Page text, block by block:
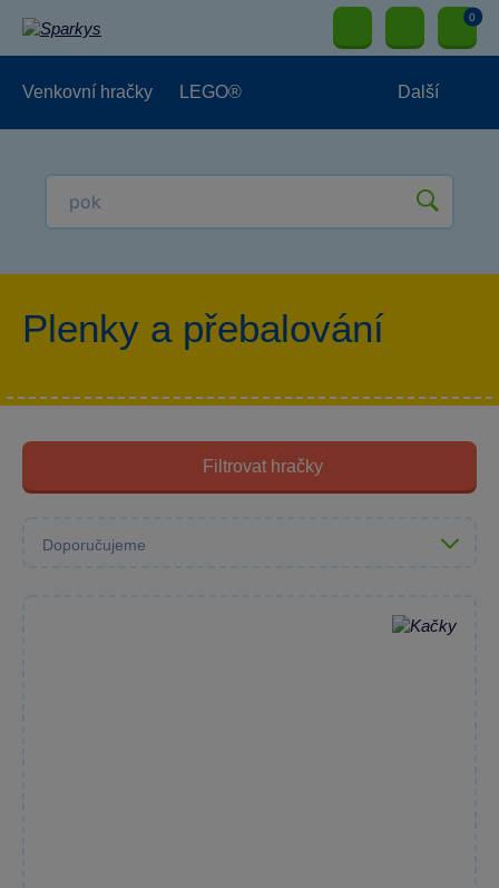
0
Venkovní hračky LEGO® Další
Plenky a přebalování
Filtrovat hračky